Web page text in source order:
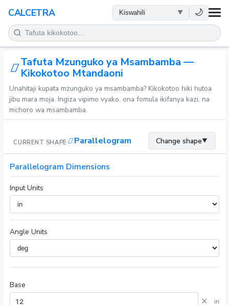
CALCETRA 🌙
HESABU
UONGOFU
SAYANSI
KILA SIKU
Tafuta Mzunguko ya Msambamba —
Kikokotoo Mtandaoni
Unahitaji kupata mzunguko ya msambamba? Kikokotoo hiki hutoa
jibu mara moja. Ingiza vipimo vyako, ona fomula ikifanya kazi, na
mchoro wa msambamba.
CURRENT SHAPE Parallelogram Change shape▼
Parallelogram Dimensions
Input Units
Angle Units
Base
× in